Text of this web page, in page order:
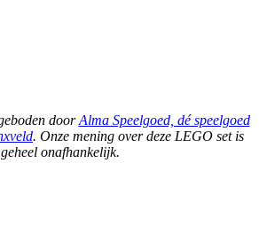
doorAlma Speelgoed, dé speelgoed
. Onze mening over deze LEGO set is
geheel onafhankelijk.